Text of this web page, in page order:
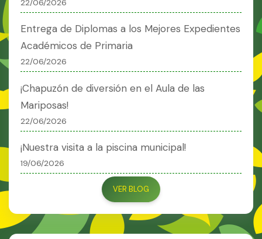
22/06/2026
Entrega de Diplomas a los Mejores Expedientes
Académicos de Primaria
22/06/2026
¡Chapuzón de diversión en el Aula de las
Mariposas!
22/06/2026
¡Nuestra visita a la piscina municipal!
19/06/2026
VER BLOG